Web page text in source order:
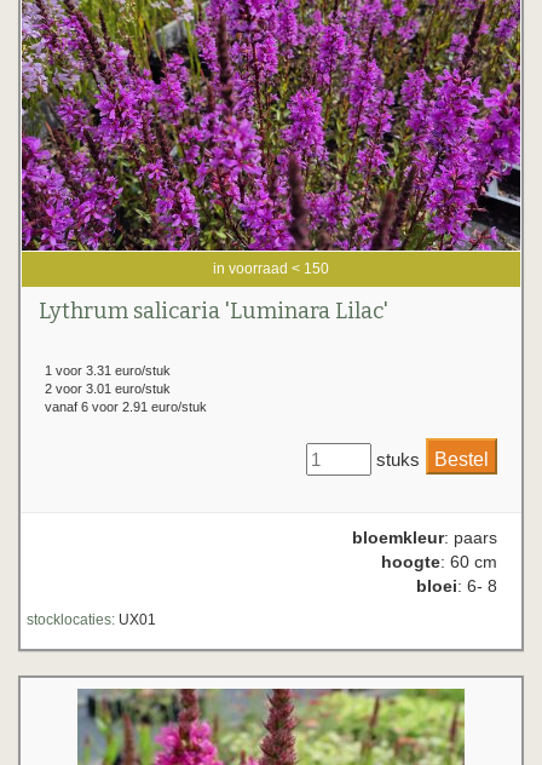
in voorraad < 150
Lythrum salicaria 'Luminara Lilac'
1 voor 3.31 euro/stuk
2 voor 3.01 euro/stuk
vanaf 6 voor 2.91 euro/stuk
stuks
bloemkleur: paars
hoogte: 60 cm
bloei: 6- 8
stocklocaties: UX01